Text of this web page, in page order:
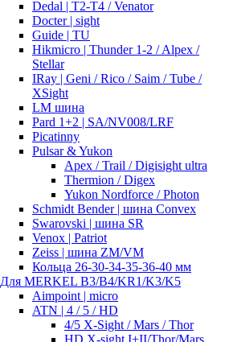
Dedal | T2-T4 / Venator
Docter | sight
Guide | TU
Hikmicro | Thunder 1-2 / Alpex /
Stellar
IRay | Geni / Rico / Saim / Tube /
XSight
LM шина
Pard 1+2 | SA/NV008/LRF
Picatinny
Pulsar & Yukon
Apex / Trail / Digisight ultra
Thermion / Digex
Yukon Nordforce / Photon
Schmidt Bender | шина Convex
Swarovski | шина SR
Venox | Patriot
Zeiss | шина ZM/VM
Кольца 26-30-34-35-36-40 мм
Для MERKEL B3/B4/KR1/K3/K5
Aimpoint | micro
ATN | 4 / 5 / HD
4/5 X-Sight / Mars / Thor
HD X-sight I+II/Thor/Mars